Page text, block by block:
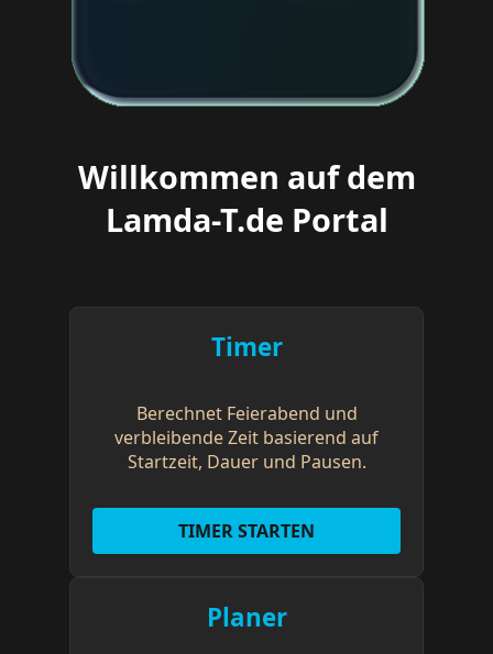
Willkommen auf dem
Lamda-T.de Portal
Timer
Berechnet Feierabend und
verbleibende Zeit basierend auf
Startzeit, Dauer und Pausen.
TIMER STARTEN
Planer